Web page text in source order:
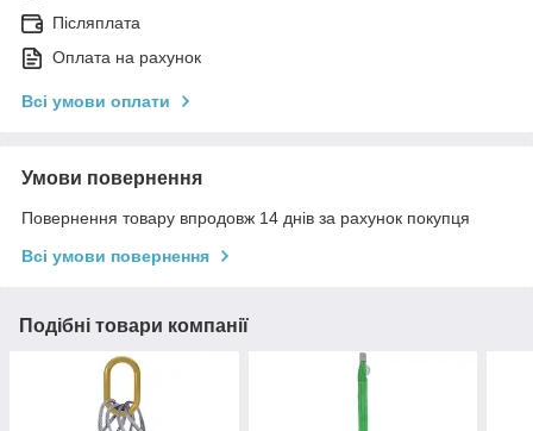
Післяплата
Оплата на рахунок
Всі умови оплати
Умови повернення
Повернення товару впродовж 14 днів за рахунок покупця
Всі умови повернення
Подібні товари компанії